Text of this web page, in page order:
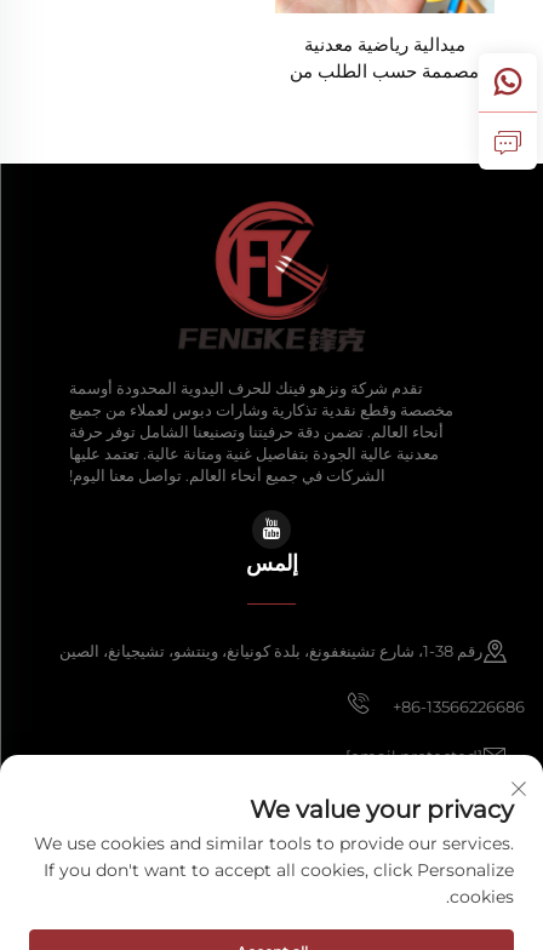
ميدالية رياضية معدنية
مصممة حسب الطلب من
تقدم شركة ونزهو فينك للحرف اليدوية المحدودة أوسمة
مخصصة وقطع نقدية تذكارية وشارات دبوس لعملاء من جميع
أنحاء العالم. تضمن دقة حرفيتنا وتصنيعنا الشامل توفر حرفة
معدنية عالية الجودة بتفاصيل غنية ومتانة عالية. تعتمد عليها
الشركات في جميع أنحاء العالم. تواصل معنا اليوم!
إلمس
رقم 38-1، شارع تشينغفونغ، بلدة كونيانغ، وينتشو، تشيجيانغ، الصين
+86-13566226686
[email protected]
حقوق النشر © 2026 شركة وينتشو فنغكي للحرف اليدوية المحدودة. جميع الحقوق
محفوظة. سياسة الخصوصية
We value your privacy
We use cookies and similar tools to provide our services.
If you don't want to accept all cookies, click Personalize
cookies.